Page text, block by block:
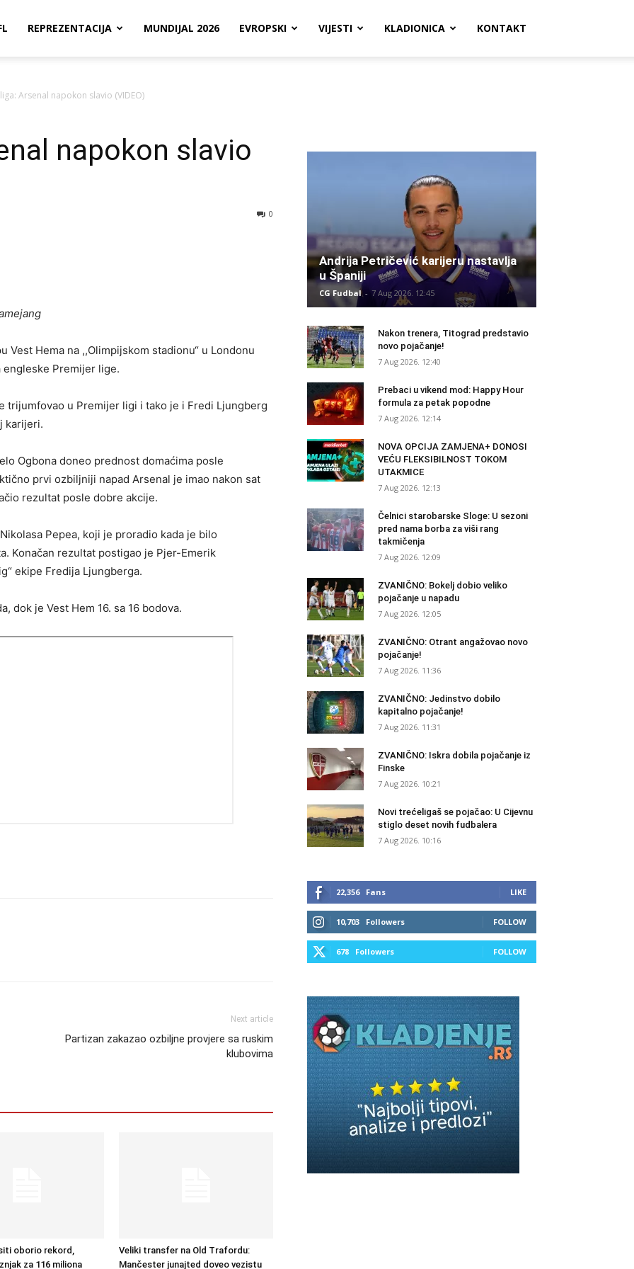
REPREZENTACIJA MUNDIJAL 2026 EVROPSKI VIJESTI KLADIONICA KONTAKT
Arsenal napokon slavio (VIDEO)
napokon slavio
0
Vest Hema na ,,Olimpijskom stadionu“ u Londonu
engleske Premijer lige.
trijumfovao u Premijer ligi i tako je i Fredi Ljungberg
karijeri.
Ogbona doneo prednost domaćima posle
prvi ozbiljniji napad Arsenal je imao nakon sat
rezultat posle dobre akcije.
Pepea, koji je proradio kada je bilo
Konačan rezultat postigao je Pjer-Emerik
ekipe Fredija Ljungberga.
dok je Vest Hem 16. sa 16 bodova.
Next article
Partizan zakazao ozbiljne provjere sa ruskim
klubovima
oborio rekord,
za 116 miliona
Veliki transfer na Old Trafordu:
Mančester junajted doveo vezistu
Andrija Petričević karijeru nastavlja
u Španiji
CG Fudbal - 7 Aug 2026. 12:45
Nakon trenera, Titograd predstavio
novo pojačanje!
7 Aug 2026. 12:40
Prebaci u vikend mod: Happy Hour
formula za petak popodne
7 Aug 2026. 12:14
NOVA OPCIJA ZAMJENA+ DONOSI
VEĆU FLEKSIBILNOST TOKOM
UTAKMICE
7 Aug 2026. 12:13
Čelnici starobarske Sloge: U sezoni
pred nama borba za viši rang
takmičenja
7 Aug 2026. 12:09
ZVANIČNO: Bokelj dobio veliko
pojačanje u napadu
7 Aug 2026. 12:05
ZVANIČNO: Otrant angažovao novo
pojačanje!
7 Aug 2026. 11:36
ZVANIČNO: Jedinstvo dobilo
kapitalno pojačanje!
7 Aug 2026. 11:31
ZVANIČNO: Iskra dobila pojačanje iz
Finske
7 Aug 2026. 10:21
Novi trećeligaš se pojačao: U Cijevnu
stiglo deset novih fudbalera
7 Aug 2026. 10:16
22,356 Fans LIKE
10,703 Followers FOLLOW
678 Followers FOLLOW